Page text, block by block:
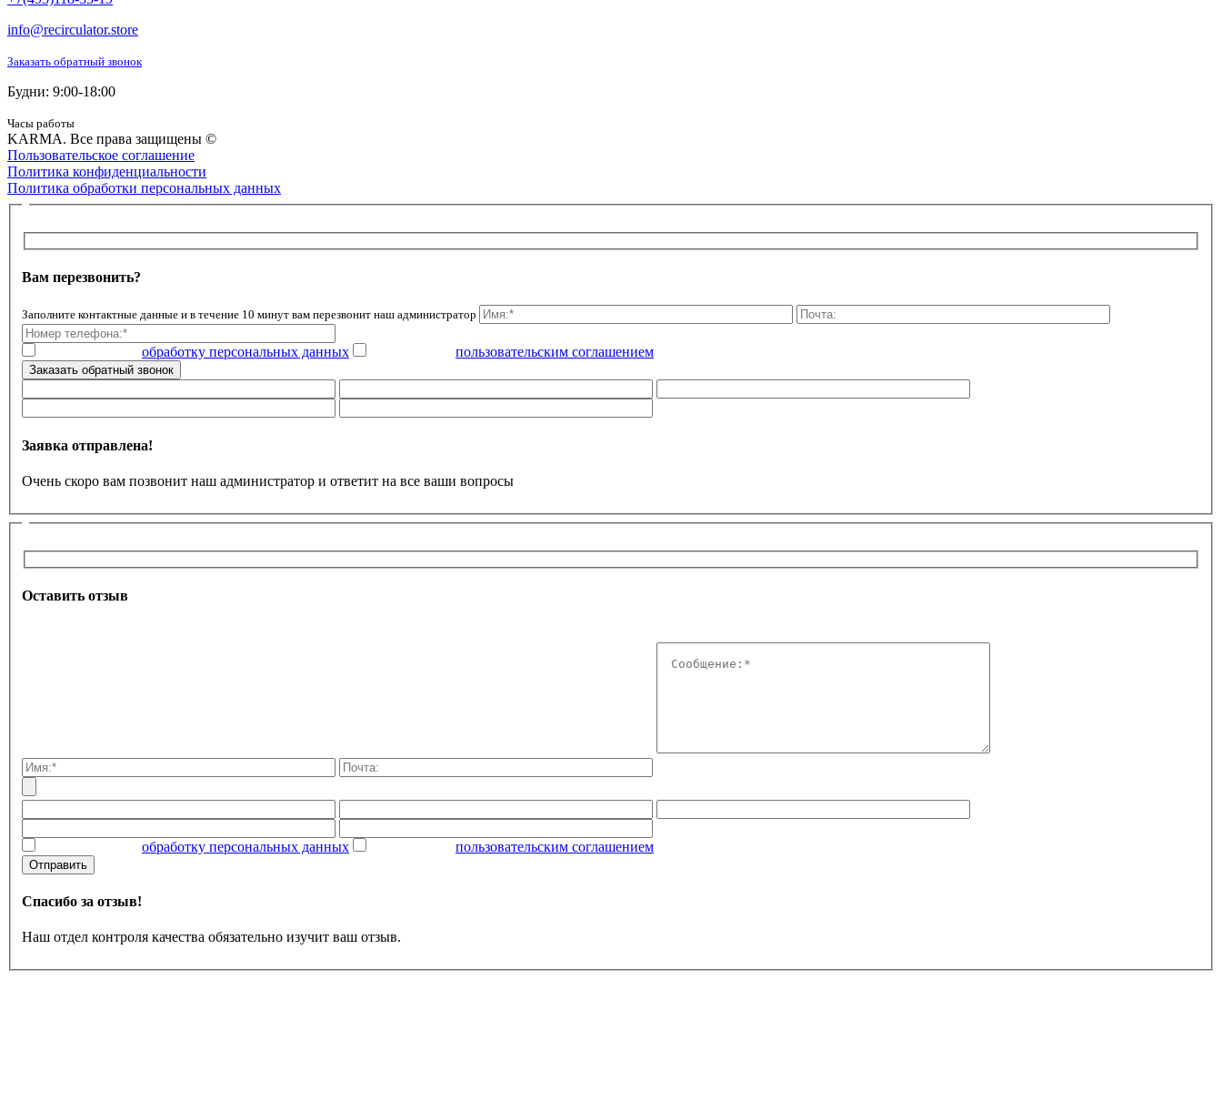
info@recirculator.store
Заказать обратный звонок
Будни: 9:00-18:00
Часы работы
KARMA. Все права защищены ©
Пользовательское соглашение
Политика конфиденциальности
Политика обработки персональных данных
Вам перезвонить?
Заполните контактные данные и в течение 10 минут вам перезвонит наш администратор
обработку персональных данных пользовательским соглашением
Заказать обратный звонок
Заявка отправлена!
Очень скоро вам позвонит наш администратор и ответит на все ваши вопросы
Оставить отзыв
обработку персональных данных пользовательским соглашением
Отправить
Спасибо за отзыв!
Наш отдел контроля качества обязательно изучит ваш отзыв.